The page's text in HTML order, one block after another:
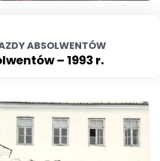
ABSOLWENTÓW
– 1993 r.